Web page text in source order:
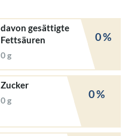
davon gesättigte
Fettsäuren
0 g
0 %
Zucker
0 g 0 %